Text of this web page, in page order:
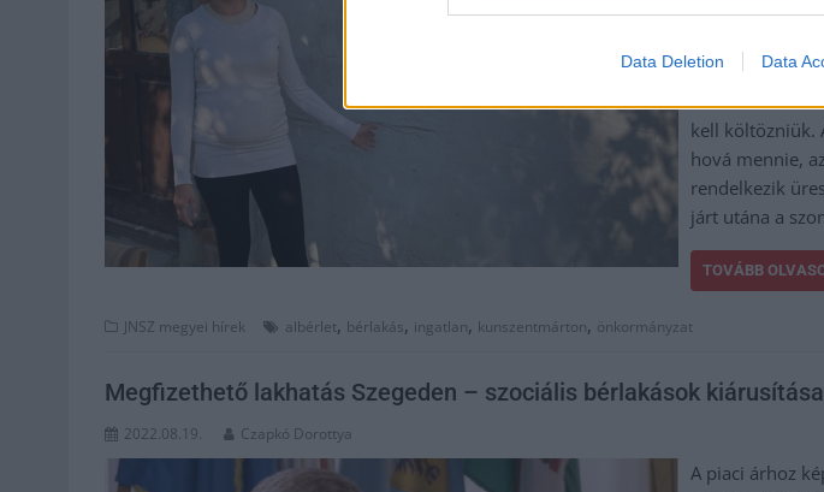
Data Deletion Data
megállapította,
növekvő rései
kell költözniük.
hová mennie,
rendelkezik
járt utána a
TOVÁBB
JNSZ megyei hírek albérlet, bérlakás, ingatlan, kunszentmárton, önkormányzat
Megfizethető lakhatás Szegeden – szociális bérlakások
2022.08.19. Czapkó Dorottya
A piaci árhoz